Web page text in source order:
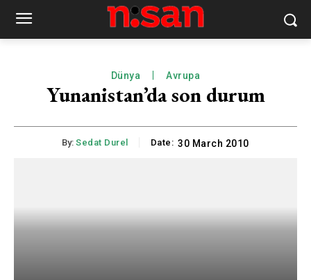
Dünya Avrupa
Yunanistan’da son durum
By: Sedat Durel Date: 30 March 2010